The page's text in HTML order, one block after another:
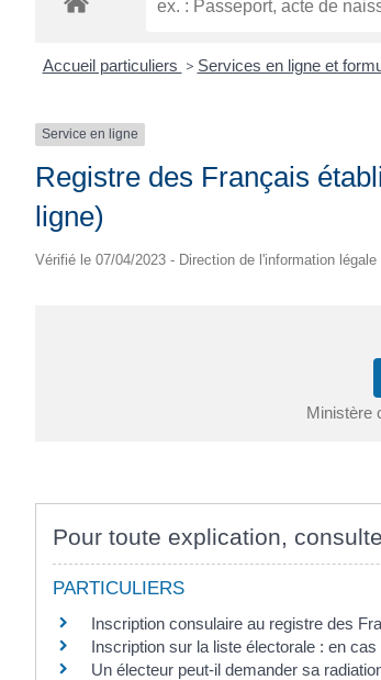
MARSILLY
Accueil particuliers > Services en ligne et
Service en ligne
Registre des Français
ligne)
Vérifié le 07/04/2023 - Direction de l'information
Ministère
Pour toute explication,
PARTICULIERS
Inscription consulaire au registre des
Inscription sur la liste électorale : en
Un électeur peut-il demander sa